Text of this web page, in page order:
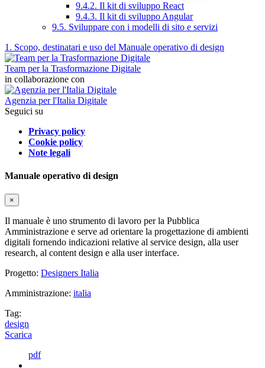
9.4.2. Il kit di sviluppo React
9.4.3. Il kit di sviluppo Angular
9.5. Sviluppare con i modelli di sito e servizi
1. Scopo, destinatari e uso del Manuale operativo di design
Team per la Trasformazione Digitale
in collaborazione con
Agenzia per l'Italia Digitale
Seguici su
Privacy policy
Cookie policy
Note legali
Manuale operativo di design
×
Il manuale è uno strumento di lavoro per la Pubblica
Amministrazione e serve ad orientare la progettazione di ambienti
digitali fornendo indicazioni relative al service design, alla user
research, al content design e alla user interface.
Progetto: Designers Italia
Amministrazione: italia
Tag:
design
Scarica
pdf